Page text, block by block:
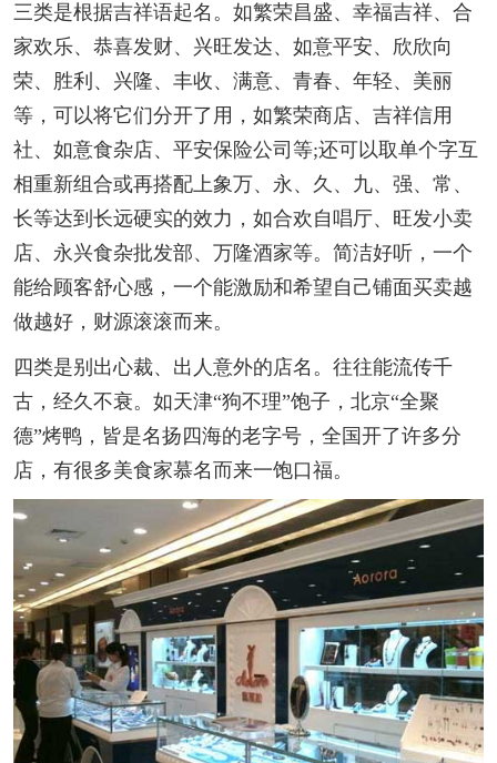
三类是根据吉祥语起名。如繁荣昌盛、幸福吉祥、合
家欢乐、恭喜发财、兴旺发达、如意平安、欣欣向
荣、胜利、兴隆、丰收、满意、青春、年轻、美丽
等，可以将它们分开了用，如繁荣商店、吉祥信用
社、如意食杂店、平安保险公司等;还可以取单个字互
相重新组合或再搭配上象万、永、久、九、强、常、
长等达到长远硬实的效力，如合欢自唱厅、旺发小卖
店、永兴食杂批发部、万隆酒家等。简洁好听，一个
能给顾客舒心感，一个能激励和希望自己铺面买卖越
做越好，财源滚滚而来。
四类是别出心裁、出人意外的店名。往往能流传千
古，经久不衰。如天津“狗不理”饱子，北京“全聚
德”烤鸭，皆是名扬四海的老字号，全国开了许多分
店，有很多美食家慕名而来一饱口福。